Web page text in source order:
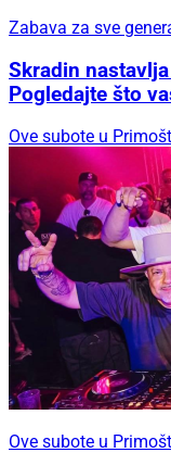
Zabava za sve
Skradin
Pogledajte što
Ove subote u
Ove subote u